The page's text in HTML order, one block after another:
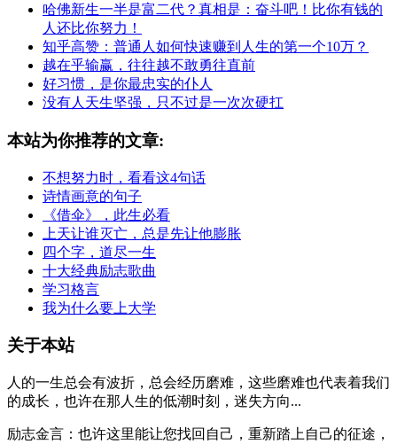
哈佛新生一半是富二代？真相是：奋斗吧！比你有钱的
人还比你努力！
知乎高赞：普通人如何快速赚到人生的第一个10万？
越在乎输赢，往往越不敢勇往直前
好习惯，是你最忠实的仆人
没有人天生坚强，只不过是一次次硬扛
本站为你推荐的文章:
不想努力时，看看这4句话
诗情画意的句子
《借伞》，此生必看
上天让谁灭亡，总是先让他膨胀
四个字，道尽一生
十大经典励志歌曲
学习格言
我为什么要上大学
关于本站
人的一生总会有波折，总会经历磨难，这些磨难也代表着我们
的成长，也许在那人生的低潮时刻，迷失方向...
励志金言：也许这里能让您找回自己，重新踏上自己的征途，